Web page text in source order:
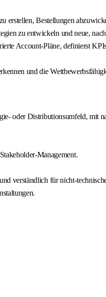
erstellen, Bestellungen
zu entwickeln und neue,
Account-Pläne, definierst
und die
oder Distributionsumfeld, mit
Management.
verständlich für nicht-